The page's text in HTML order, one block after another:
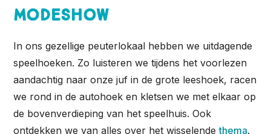
Modeshow
In ons gezellige peuterlokaal hebben we uitdagende
speelhoeken. Zo luisteren we tijdens het voorlezen
aandachtig naar onze juf in de grote leeshoek, racen
we rond in de autohoek en kletsen we met elkaar op
de bovenverdieping van het speelhuis. Ook
ontdekken we van alles over het wisselendethema.